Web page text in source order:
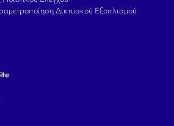
Δικτυακού Εξοπλισμού